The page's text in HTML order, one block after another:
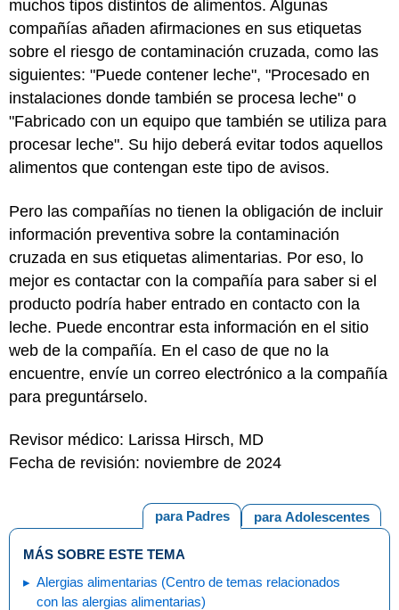
muchos tipos distintos de alimentos. Algunas
compañías añaden afirmaciones en sus etiquetas
sobre el riesgo de contaminación cruzada, como las
siguientes: "Puede contener leche", "Procesado en
instalaciones donde también se procesa leche" o
"Fabricado con un equipo que también se utiliza para
procesar leche". Su hijo deberá evitar todos aquellos
alimentos que contengan este tipo de avisos.
Pero las compañías no tienen la obligación de incluir
información preventiva sobre la contaminación
cruzada en sus etiquetas alimentarias. Por eso, lo
mejor es contactar con la compañía para saber si el
producto podría haber entrado en contacto con la
leche. Puede encontrar esta información en el sitio
web de la compañía. En el caso de que no la
encuentre, envíe un correo electrónico a la compañía
para preguntárselo.
Revisor médico: Larissa Hirsch, MD
Fecha de revisión: noviembre de 2024
para Adolescentes
para Padres
MÁS SOBRE ESTE TEMA
Alergias alimentarias (Centro de temas relacionados
con las alergias alimentarias)